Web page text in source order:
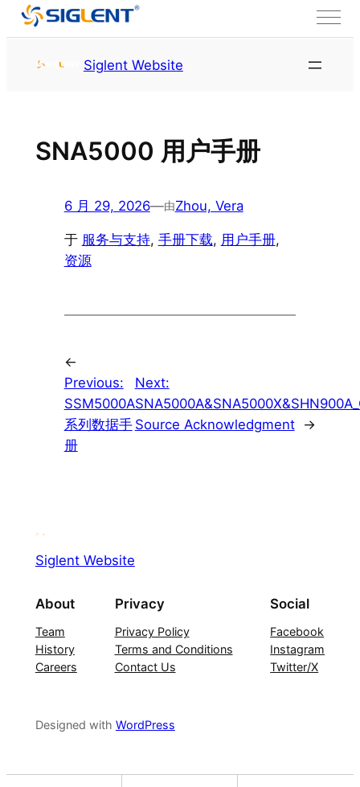
首页 服务与支持
Siglent Website
SNA5000 用户手册
6 月 29, 2026—由Zhou, Vera
于 服务与支持, 手册下载, 用户手册
资源
←
Previous:
SSM5000A
系列数据手
册
Next:
Source Acknowledgment
→
Siglent Website
About
Team
History
Careers
Privacy
Privacy Policy
Terms and Conditions
Contact Us
Social
Facebook
Instagram
Twitter/X
Designed with WordPress